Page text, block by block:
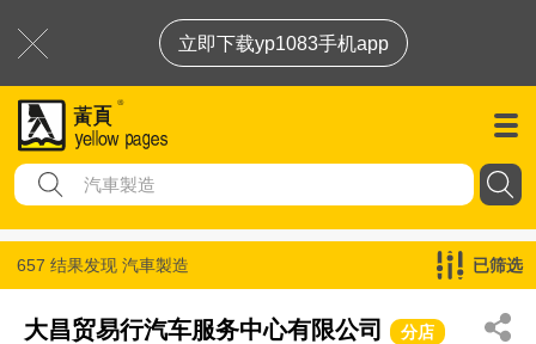
立即下载yp1083手机app
657 结果发现 汽車製造 已筛选
大昌贸易行汽车服务中心有限公司 分店